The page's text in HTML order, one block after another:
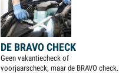
DE BRAVO CHECK
Geen vakantiecheck of
voorjaarscheck, maar de BRAVO check.